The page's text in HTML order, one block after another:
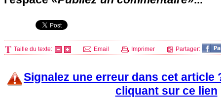
Taille du texte: Email Imprimer Partager:
Signalez une erreur dans cet article
cliquant sur ce lien